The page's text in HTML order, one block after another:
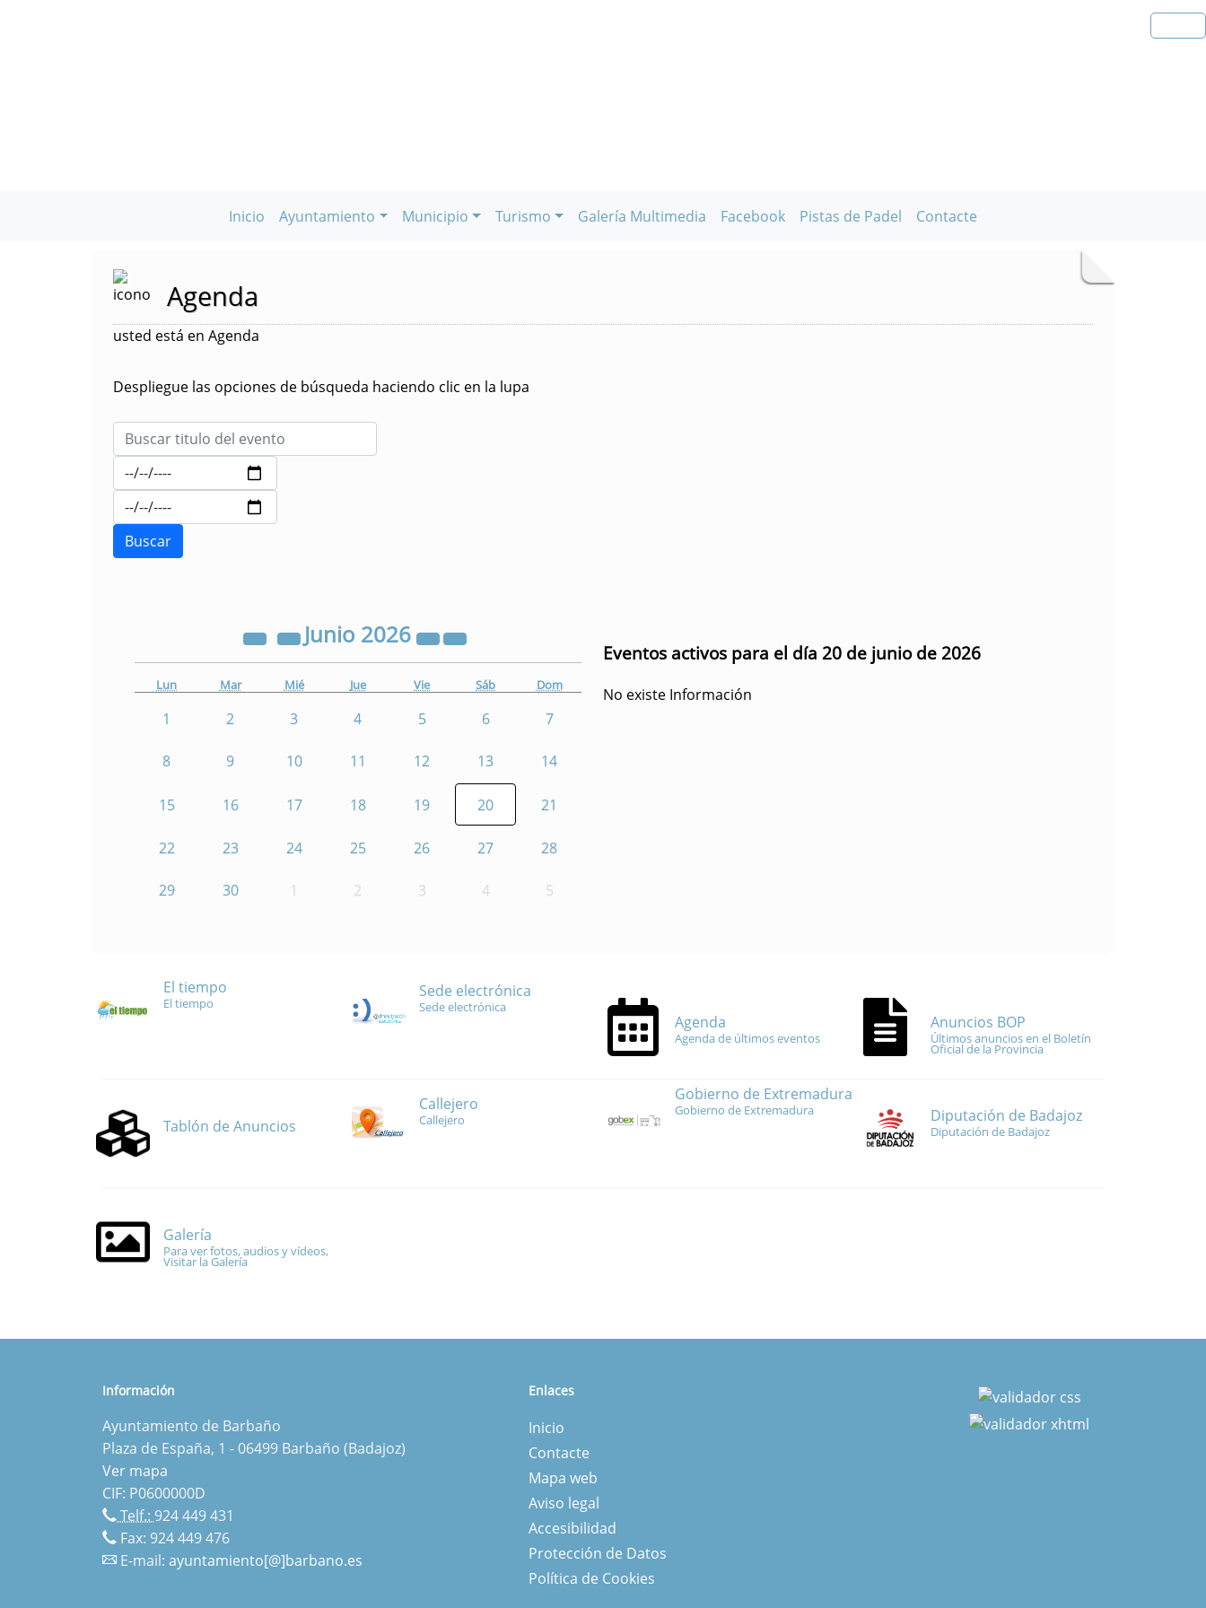
Inicio Ayuntamiento Municipio Turismo Galería Multimedia Facebook Pistas de Padel Contacte
Agenda
usted está en Agenda
Despliegue las opciones de búsqueda haciendo clic en la lupa
Junio 2026
Lun Mar Mié Jue Vie Sáb Dom
1 2 3 4 5 6 7
8 9 10 11 12 13 14
15 16 17 18 19 20 21
22 23 24 25 26 27 28
29 30 1 2 3 4 5
Eventos activos para el día 20 de junio de 2026
No existe Información
El tiempo
El tiempo
Sede electrónica
Sede electrónica
Agenda
Agenda de últimos eventos
Anuncios BOP
Últimos anuncios en el Boletín
Oficial de la Provincia
Tablón de Anuncios
Callejero
Callejero
Gobierno de Extremadura
Gobierno de Extremadura Diputación de Badajoz
Diputación de Badajoz
Galería
Para ver fotos, audios y vídeos,
Visitar la Galería
Información
Ayuntamiento de Barbaño
Plaza de España, 1 - 06499 Barbaño (Badajoz)
Ver mapa
CIF: P0600000D
Telf.: 924 449 431
Fax: 924 449 476
E-mail: ayuntamiento[@]barbano.es
Enlaces
Inicio
Contacte
Mapa web
Aviso legal
Accesibilidad
Protección de Datos
Política de Cookies